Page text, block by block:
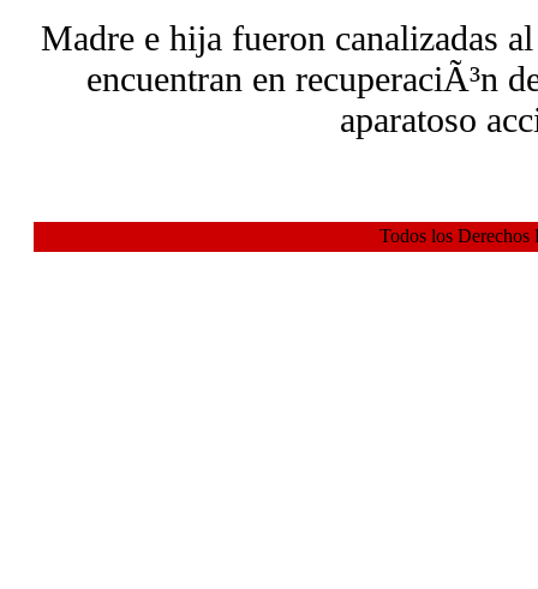
Madre e hija fueron canalizadas
encuentran en recuperaciÃ³n
aparatoso
Todos los Derechos